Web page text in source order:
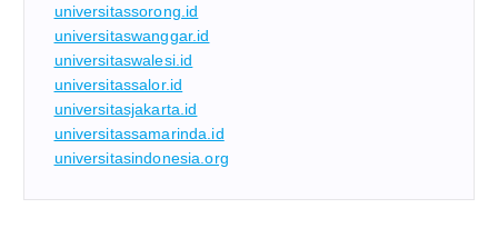
universitassorong.id
universitaswanggar.id
universitaswalesi.id
universitassalor.id
universitasjakarta.id
universitassamarinda.id
universitasindonesia.org